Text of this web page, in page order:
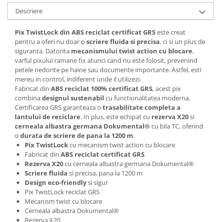
Articole pentru rufe, casa,
geamuri, mobila
Articole pentru birou, suprafete,
pardoseli
Intretinere si odorizante masina
Saci de gunoi
Accesorii pentru curatenie
Tipografie si stampile
Formulare tipizate
Caiete si blocnotesuri
personalizate
Stampile, tusiere si tus
Protectia muncii si Imbracaminte
Imbracaminte
Tricouri
Bluze & Pulovere
Descriere
Pix TwistLock din ABS reciclat certificat GRSeste creat
pentru a oferi nu doar o scriere fluida si precisa, ci si un plus de
siguranta. Datorita mecanismului twist action cu blocare,
varful pixului ramane fix atunci cand nu este folosit, prevenind
petele nedorite pe haine sau documente importante. Astfel, esti
mereu in control, indiferent unde il utilizezi.
Fabricat din ABS reciclat 100% certificat GRS, acest pix
combinadesignul sustenabil cu functionalitatea moderna.
Certificarea GRS garanteaza o trasabilitate completa a
lantului de reciclare. In plus, este echipat cu rezerva X20si
cerneala albastra germana Dokumental®cu bila TC, oferind
o durata de scriere de pana la 1200 m.
Pix TwistLockcu mecanism twist action cu blocare
Fabricat din ABS reciclat certificat GRS
Rezerva X20cu cerneala albastra germana Dokumental®
Scriere fluida si precisa, pana la 1200 m
Design eco-friendlysi sigur
Pix TwistLock reciclat GRS
Mecanism twist cu blocare
Cerneala albastra Dokumental®
Rezerva X20